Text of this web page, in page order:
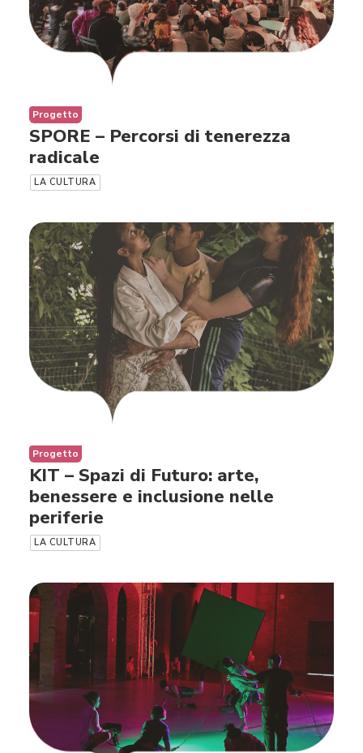
Progetto
SPORE – Percorsi di tenerezza
radicale
LA CULTURA
Progetto
KIT – Spazi di Futuro: arte,
benessere e inclusione nelle
periferie
LA CULTURA